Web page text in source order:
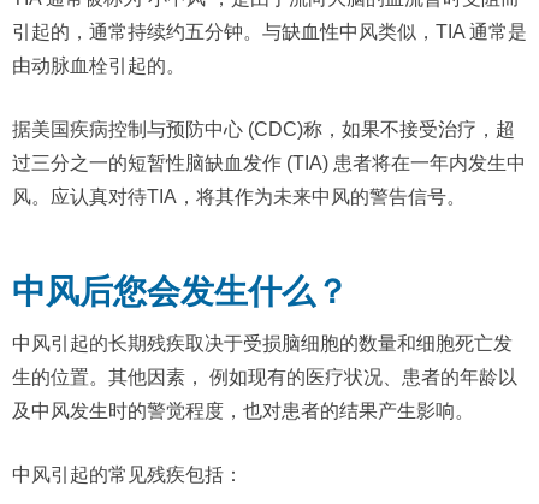
引起的，通常持续约五分钟。与缺血性中风类似，TIA 通常是
由动脉血栓引起的。
据美国疾病控制与预防中心 (CDC)称，如果不接受治疗，超
过三分之一的短暂性脑缺血发作 (TIA) 患者将在一年内发生中
风。应认真对待TIA，将其作为未来中风的警告信号。
中风后您会发生什么？
中风引起的长期残疾取决于受损脑细胞的数量和细胞死亡发
生的位置。其他因素， 例如现有的医疗状况、患者的年龄以
及中风发生时的警觉程度，也对患者的结果产生影响。
中风引起的常见残疾包括：